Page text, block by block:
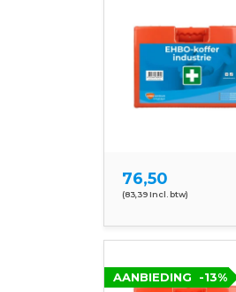
76,50
(83,39 Incl. btw)
-13%
AANBIEDING